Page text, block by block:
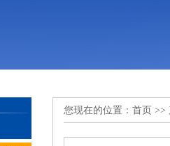
您现在的位置： 首页 >>